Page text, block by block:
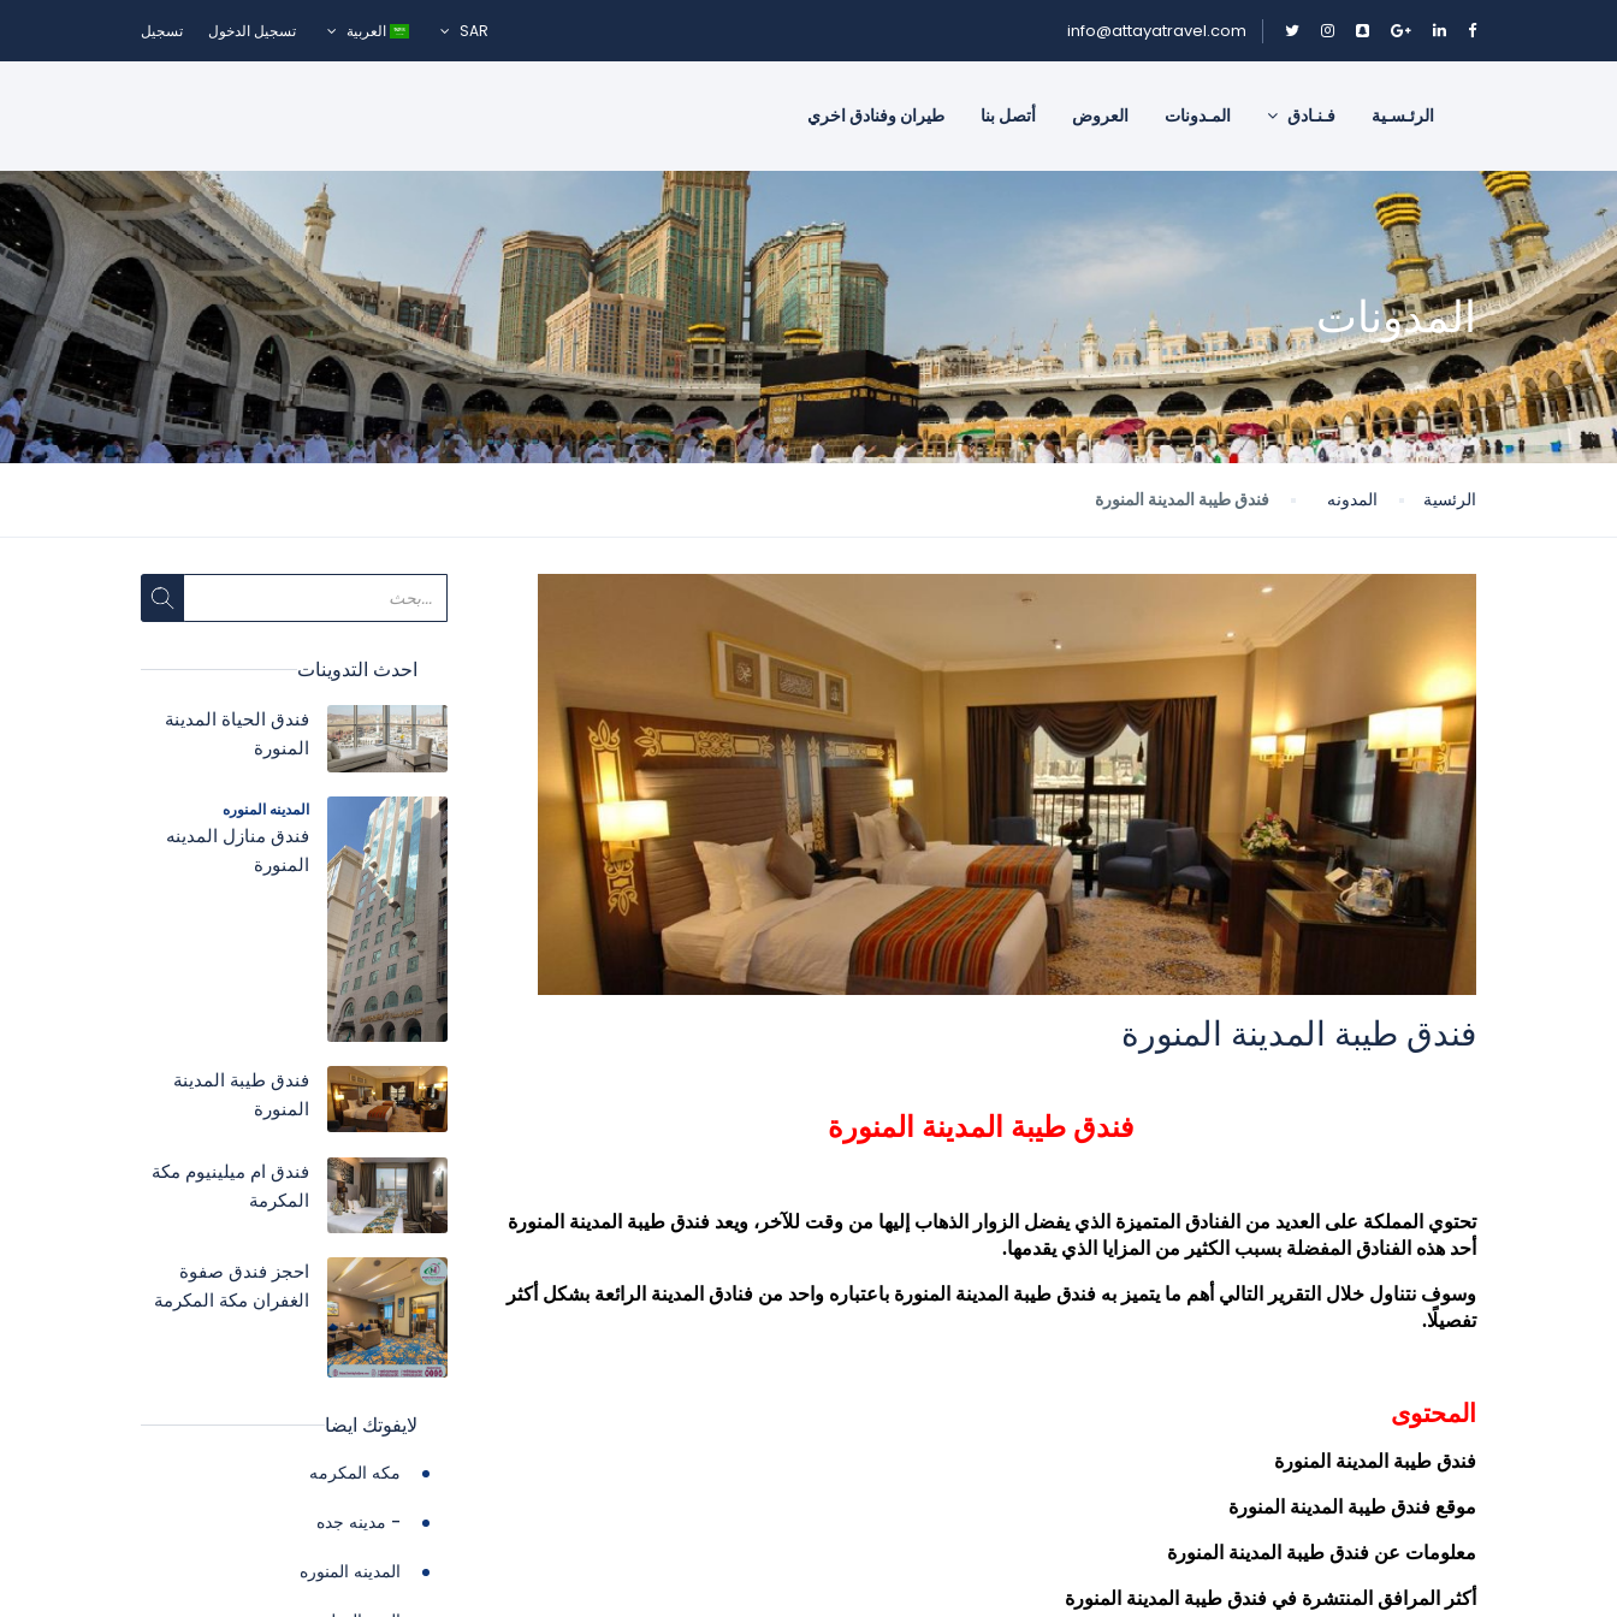
info@attayatravel.com
SAR العربية تسجيل الدخول تسجيل
الرئـسـية فـنـادق المـدونات العروض أتصل بنا طيران وفنادق اخري
المدونات
الرئسية المدونه فندق طيبة المدينة المنورة
فندق طيبة المدينة المنورة
فندق طيبة المدينة المنورة
تحتوي المملكة على العديد من الفنادق المتميزة الذي يفضل الزوار الذهاب إليها من وقت للآخر، ويعد فندق طيبة المدينة المنورة
أحد هذه الفنادق المفضلة بسبب الكثير من المزايا الذي يقدمها.
وسوف نتناول خلال التقرير التالي أهم ما يتميز به فندق طيبة المدينة المنورة باعتباره واحد من فنادق المدينة الرائعة بشكل أكثر
تفصيلًا.
المحتوى
فندق طيبة المدينة المنورة
موقع فندق طيبة المدينة المنورة
معلومات عن فندق طيبة المدينة المنورة
أكثر المرافق المنتشرة في فندق طيبة المدينة المنورة
احدث التدوينات
فندق الحياة المدينة
المنورة
المدينه المنوره
فندق منازل المدينه
المنورة
فندق طيبة المدينة
المنورة
فندق ام ميلينيوم مكة
المكرمة
احجز فندق صفوة
الغفران مكة المكرمة
لايفوتك ايضا
مكه المكرمه
- مدينه جده
المدينه المنوره